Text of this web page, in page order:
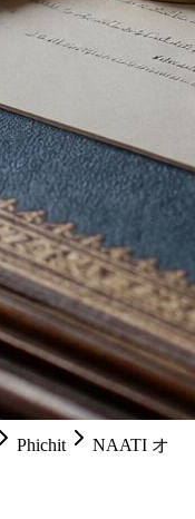
Phichit
NAATI オ